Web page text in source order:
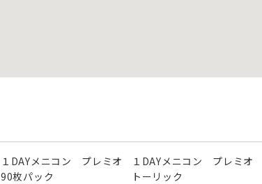
１DAYメニコン プレミオ
90枚パック
１DAYメニコン プレミオ
トーリック